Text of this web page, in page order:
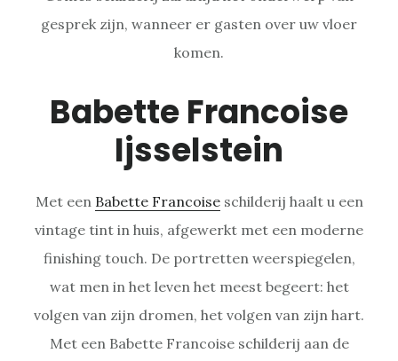
gesprek zijn, wanneer er gasten over uw vloer
komen.
Babette Francoise
Ijsselstein
Met een Babette Francoiseschilderij haalt u een
vintage tint in huis, afgewerkt met een moderne
finishing touch. De portretten weerspiegelen,
wat men in het leven het meest begeert: het
volgen van zijn dromen, het volgen van zijn hart.
Met een Babette Francoise schilderij aan de